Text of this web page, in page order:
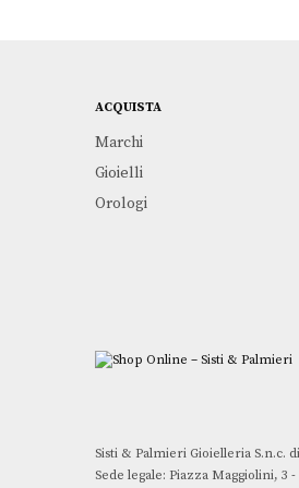
ACQUISTA
Marchi
Gioielli
Orologi
Sisti & Palmieri Gioielleria S.n.c.
Sede legale: Piazza Maggiolini, 3